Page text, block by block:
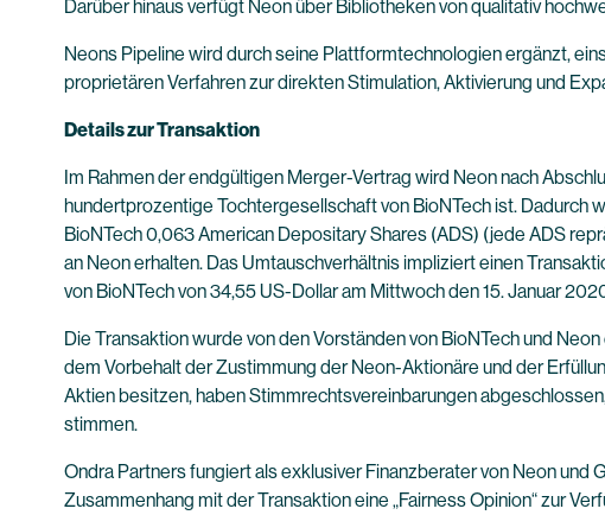
Darüber hinaus verfügt Neon über Bibliotheken von qualitativ
Neons Pipeline wird durch seine Plattformtechnologien ergänzt,
proprietären Verfahren zur direkten Stimulation, Aktivierung und
Details zur Transaktion
Im Rahmen der endgültigen Merger-Vertrag wird Neon nach
hundertprozentige Tochtergesellschaft von BioNTech ist. Dadurch
BioNTech 0,063 American Depositary Shares (ADS) (jede ADS
an Neon erhalten. Das Umtauschverhältnis impliziert einen
von BioNTech von 34,55 US-Dollar am Mittwoch den 15. Januar
Die Transaktion wurde von den Vorständen von BioNTech und
dem Vorbehalt der Zustimmung der Neon-Aktionäre und der
Aktien besitzen, haben Stimmrechtsvereinbarungen
stimmen.
Ondra Partners fungiert als exklusiver Finanzberater von Neon
Zusammenhang mit der Transaktion eine „Fairness Opinion“ zur